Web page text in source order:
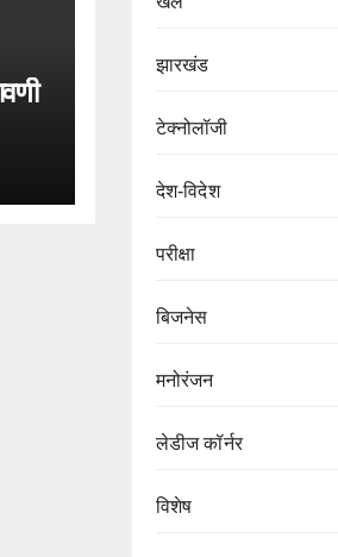
झारखंड
टेक्नोलॉजी
देश-विदेश
परीक्षा
बिजनेस
मनोरंजन
लेडीज कॉर्नर
विशेष